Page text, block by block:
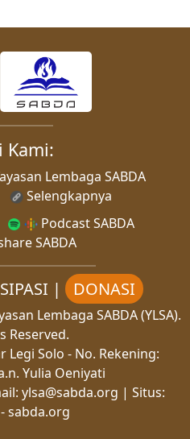
Kami:
Lembaga SABDA
Selengkapnya
Podcast SABDA
SABDA
| DONASI
Lembaga SABDA (YLSA).
Reserved.
Legi Solo - No. Rekening:
Yulia Oeniyati
ylsa@sabda.org | Situs:
-sabda.org